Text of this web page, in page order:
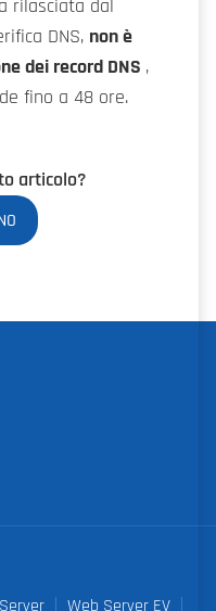
rilasciata dal
DNS, non è
dei record DNS ,
fino a 48 ore.
articolo?
Web Server EV